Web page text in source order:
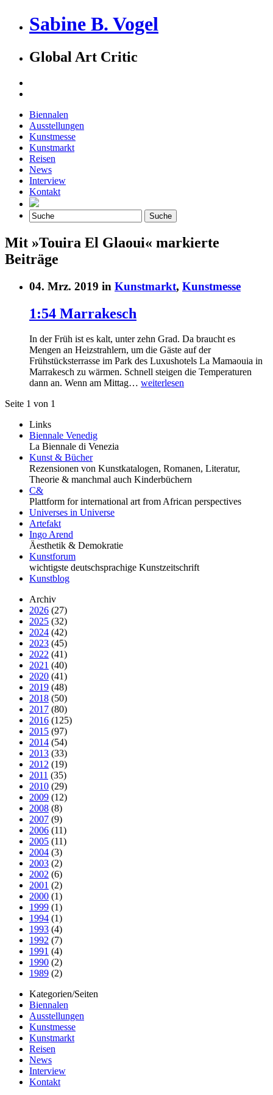
Sabine B. Vogel
Global Art Critic
Biennalen
Ausstellungen
Kunstmesse
Kunstmarkt
Reisen
News
Interview
Kontakt
Mit »Touira El Glaoui« markierte
Beiträge
04. Mrz. 2019 in Kunstmarkt, Kunstmesse
1:54 Marrakesch
In der Früh ist es kalt, unter zehn Grad. Da braucht es
Mengen an Heizstrahlern, um die Gäste auf der
Frühstücksterrasse im Park des Luxushotels La Mamaouia in
Marrakesch zu wärmen. Schnell steigen die Temperaturen
dann an. Wenn am Mittag… weiterlesen
Seite 1 von 1
Links
Biennale Venedig
La Biennale di Venezia
Kunst & Bücher
Rezensionen von Kunstkatalogen, Romanen, Literatur,
Theorie & manchmal auch Kinderbüchern
C&
Plattform for international art from African perspectives
Universes in Universe
Artefakt
Ingo Arend
Äesthetik & Demokratie
Kunstforum
wichtigste deutschsprachige Kunstzeitschrift
Kunstblog
Archiv
2026 (27)
2025 (32)
2024 (42)
2023 (45)
2022 (41)
2021 (40)
2020 (41)
2019 (48)
2018 (50)
2017 (80)
2016 (125)
2015 (97)
2014 (54)
2013 (33)
2012 (19)
2011 (35)
2010 (29)
2009 (12)
2008 (8)
2007 (9)
2006 (11)
2005 (11)
2004 (3)
2003 (2)
2002 (6)
2001 (2)
2000 (1)
1999 (1)
1994 (1)
1993 (4)
1992 (7)
1991 (4)
1990 (2)
1989 (2)
Kategorien/Seiten
Biennalen
Ausstellungen
Kunstmesse
Kunstmarkt
Reisen
News
Interview
Kontakt